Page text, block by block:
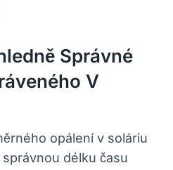
Správné
V
opálení v soláriu
délku času